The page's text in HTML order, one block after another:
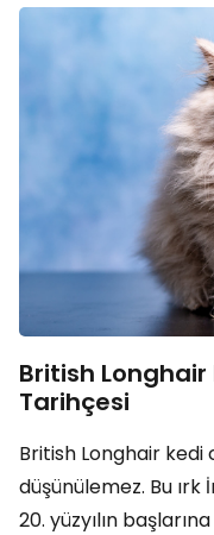
British Longhair
Tarihçesi
British Longhair kedi
düşünülemez. Bu
20. yüzyılın